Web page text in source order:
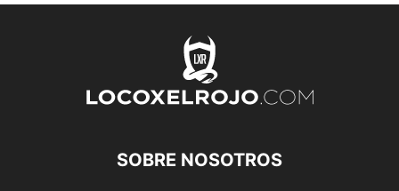
SOBRE NOSOTROS